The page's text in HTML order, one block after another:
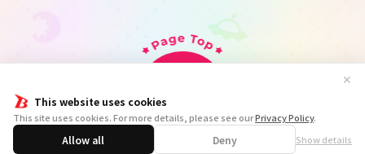
This website uses cookies
This site uses cookies. For more details, please see ourPrivacy Policy.
Allow all Deny Show details
✕
掲載の記事・写真・イラスト等のすべてのコンテンツの
無断複写・転載を禁じます。
© BanG Dream! Project